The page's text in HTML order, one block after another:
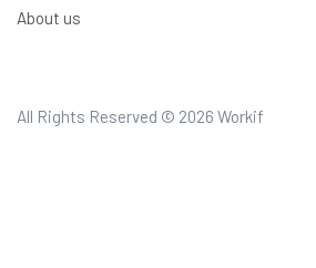
About us
All Rights Reserved © 2026 Workif